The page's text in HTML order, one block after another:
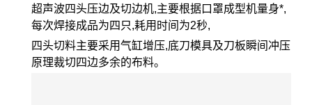
超声波四头压边及切边机,主要根据口罩成型机量身*,
每次焊接成品为四只,耗用时间为2秒,
四头切料主要采用气缸增压,底刀模具及刀板瞬间冲压
原理裁切四边多余的布料。